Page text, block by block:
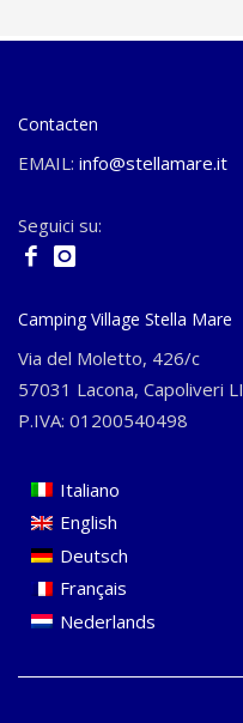
Contacten
EMAIL: info@stellamare.it
Seguici su:
Camping Village Stella Mare
Via del Moletto, 426/c
57031 Lacona, Capoliveri LI
P.IVA: 01200540498
Italiano
English
Deutsch
Français
Nederlands